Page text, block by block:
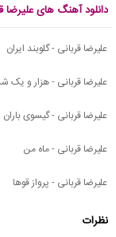
دانلود آهنگ های علیرضا
علیرضا قربانی - گلوبند ایران
علیرضا قربانی - هزار و یک
علیرضا قربانی - گیسوی باران
علیرضا قربانی - ماه من
علیرضا قربانی - پرواز قوها
نظرات